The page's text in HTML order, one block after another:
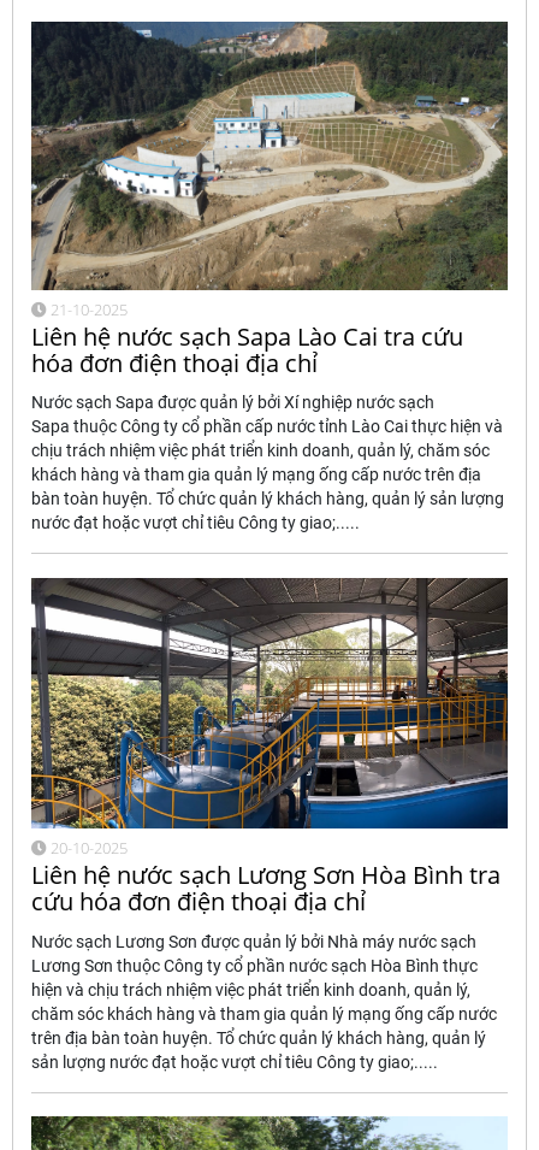
21-10-2025
Liên hệ nước sạch Sapa Lào Cai tra cứu
hóa đơn điện thoại địa chỉ
Nước sạch Sapa được quản lý bởi Xí nghiệp nước sạch
Sapa thuộc Công ty cổ phần cấp nước tỉnh Lào Cai thực hiện và
chịu trách nhiệm việc phát triển kinh doanh, quản lý, chăm sóc
khách hàng và tham gia quản lý mạng ống cấp nước trên địa
bàn toàn huyện. Tổ chức quản lý khách hàng, quản lý sản lượng
nước đạt hoặc vượt chỉ tiêu Công ty giao;.....
20-10-2025
Liên hệ nước sạch Lương Sơn Hòa Bình tra
cứu hóa đơn điện thoại địa chỉ
Nước sạch Lương Sơn được quản lý bởi Nhà máy nước sạch
Lương Sơn thuộc Công ty cổ phần nước sạch Hòa Bình thực
hiện và chịu trách nhiệm việc phát triển kinh doanh, quản lý,
chăm sóc khách hàng và tham gia quản lý mạng ống cấp nước
trên địa bàn toàn huyện. Tổ chức quản lý khách hàng, quản lý
sản lượng nước đạt hoặc vượt chỉ tiêu Công ty giao;.....